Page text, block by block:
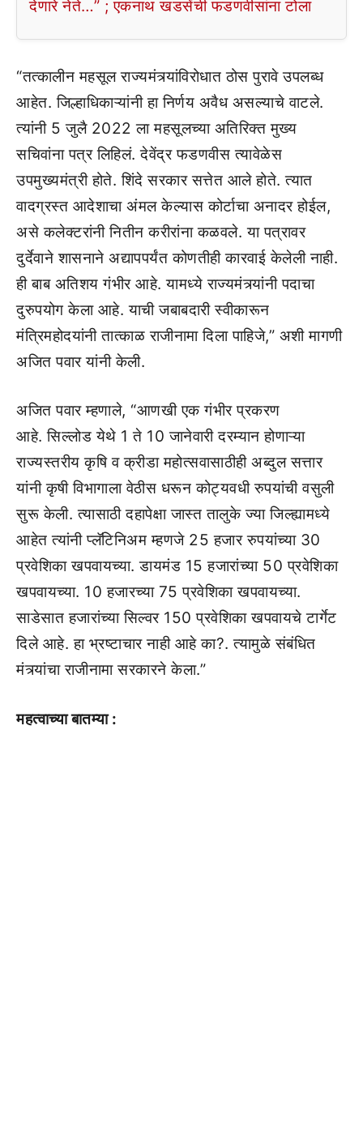
देणारे नेते…” ; एकनाथ खडसेंची फडणवीसांना टोला
“तत्कालीन महसूल राज्यमंत्र्यांविरोधात ठोस पुरावे उपलब्ध
आहेत. जिल्हाधिकाऱ्यांनी हा निर्णय अवैध असल्याचे वाटले.
त्यांनी 5 जुलै 2022 ला महसूलच्या अतिरिक्त मुख्य
सचिवांना पत्र लिहिलं. देवेंद्र फडणवीस त्यावेळेस
उपमुख्यमंत्री होते. शिंदे सरकार सत्तेत आले होते. त्यात
वादग्रस्त आदेशाचा अंमल केल्यास कोर्टाचा अनादर होईल,
असे कलेक्टरांनी नितीन करीरांना कळवले. या पत्रावर
दुर्देवाने शासनाने अद्यापपर्यंत कोणतीही कारवाई केलेली नाही.
ही बाब अतिशय गंभीर आहे. यामध्ये राज्यमंत्र्यांनी पदाचा
दुरुपयोग केला आहे. याची जबाबदारी स्वीकारून
मंत्रिमहोदयांनी तात्काळ राजीनामा दिला पाहिजे,” अशी मागणी
अजित पवार यांनी केली.
अजित पवार म्हणाले, “आणखी एक गंभीर प्रकरण
आहे. सिल्लोड येथे 1 ते 10 जानेवारी दरम्यान होणाऱ्या
राज्यस्तरीय कृषि व क्रीडा महोत्सवासाठीही अब्दुल सत्तार
यांनी कृषी विभागाला वेठीस धरून कोट्यवधी रुपयांची वसुली
सुरू केली. त्यासाठी दहापेक्षा जास्त तालुके ज्या जिल्ह्यामध्ये
आहेत त्यांनी प्लॅटिनिअम म्हणजे 25 हजार रुपयांच्या 30
प्रवेशिका खपवायच्या. डायमंड 15 हजारांच्या 50 प्रवेशिका
खपवायच्या. 10 हजारच्या 75 प्रवेशिका खपवायच्या.
साडेसात हजारांच्या सिल्वर 150 प्रवेशिका खपवायचे टार्गेट
दिले आहे. हा भ्रष्टाचार नाही आहे का?. त्यामुळे संबंधित
मंत्र्यांचा राजीनामा सरकारने केला.”
महत्वाच्या बातम्या :